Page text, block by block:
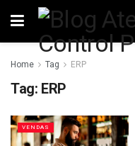
Home Tag ERP
Tag: ERP
VENDAS